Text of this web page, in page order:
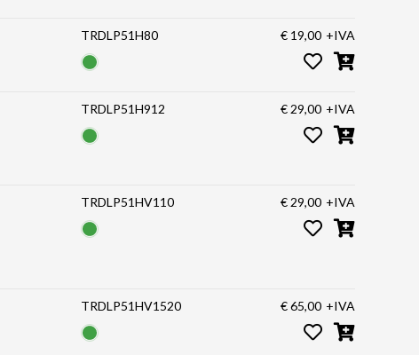
TRDLP51H80 € 19,00 +IVA
TRDLP51H912 € 29,00 +IVA
TRDLP51HV110 € 29,00 +IVA
TRDLP51HV1520 € 65,00 +IVA